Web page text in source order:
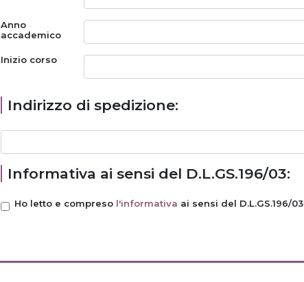
Anno
accademico
Inizio corso
Indirizzo di spedizione:
Informativa ai sensi del D.L.GS.196/03:
Ho letto e compreso l'informativa ai sensi del D.L.GS.196/03